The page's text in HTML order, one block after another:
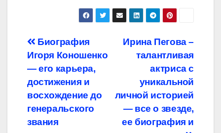
Навигация
по
записям
Ирина Пегова –
талантливая
актриса с
уникальной
личной историей
— все о звезде,
ее биография и
Биография
Игоря Коношенко
— его карьера,
достижения и
восхождение до
генеральского
звания